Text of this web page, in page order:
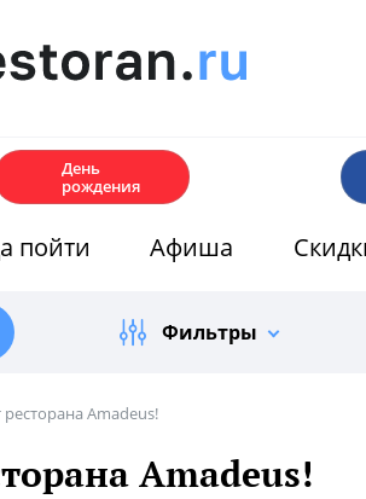
День
рождения
пойти Афиша
Фильтры
Amadeus!
Amadeus!